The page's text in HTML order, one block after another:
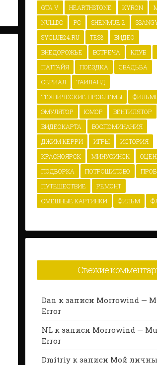
GTA V
HEARTHSTONE KYRON
NULLDC
PC SHENMUE 2
SYCLUB24.RU
TES3
ВИДЕО
ВНЕДОРОЖЬЕ
ВСТРЕЧА КЛУБ
ПАТТАЙЯ
ПОЕЗДКА
СВАДЬБА
СЕРИАЛ
ТАИЛАНД
ТЕХНИЧЕСКИЕ ПРОБЛЕМЫ
ЭМУЛЯТОР
ЮМОР
ВЕНТИЛЯТОР
ВИДЕОКАРТА
ВОСПОМИНАНИЯ
ДЖИМ КЕРРИ
ИГРЫ
ИСТОРИЯ
КРАСНОЯРСК
МИНУСИНСК
ПОДБОРКА
ПОТРОШИЛОВО
ПУТЕШЕСТВИЕ
РЕМОНТ
СМЕШНЫЕ КАРТИНКИ
ФИЛЬМ
Свежие
Dan к записи Morrowind —
Error
NLк записи Morrowind —
Error
Dmitriyк записи Мой